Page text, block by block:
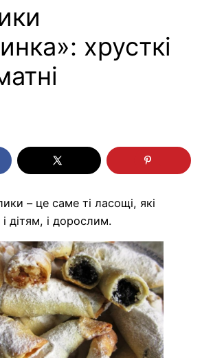
хрусткі
– це саме ті ласощі, які
дітям, і дорослим.